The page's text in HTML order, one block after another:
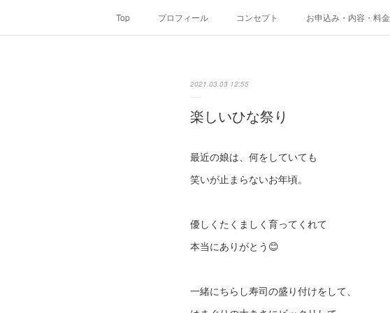
Top プロフィール コンセプト お申込み・内容・料金
2021.03.03 12:55
楽しいひな祭り
最近の娘は、何をしていても
笑いが止まらないお年頃。
優しくたくましく育ってくれて
本当にありがとう😊
一緒にちらし寿司の盛り付けをして、